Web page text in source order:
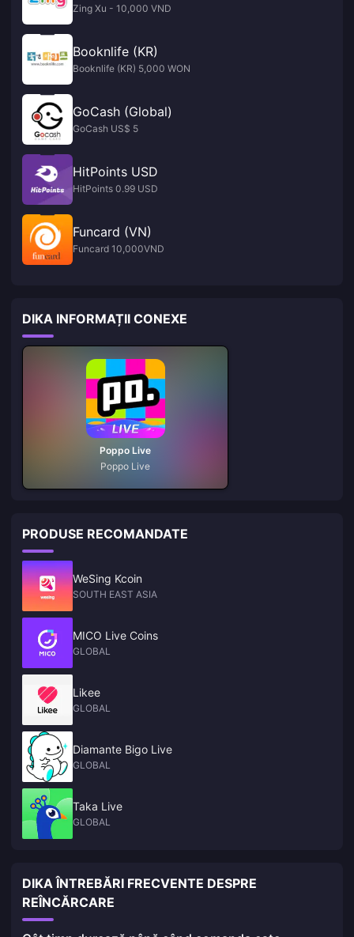
Zing Xu - 10,000 VND
Booknlife (KR)
Booknlife (KR) 5,000 WON
GoCash (Global)
GoCash US$ 5
HitPoints USD
HitPoints 0.99 USD
Funcard (VN)
Funcard 10,000VND
DIKA INFORMAȚII CONEXE
Poppo Live
Poppo Live
PRODUSE RECOMANDATE
WeSing Kcoin
SOUTH EAST ASIA
MICO Live Coins
GLOBAL
Likee
GLOBAL
Diamante Bigo Live
GLOBAL
Taka Live
GLOBAL
DIKA ÎNTREBĂRI FRECVENTE DESPRE
REÎNCĂRCARE